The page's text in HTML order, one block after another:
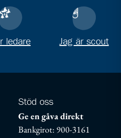
ledare Jag är scout
Stöd oss
Ge en gåva direkt
Bankgirot: 900-3161